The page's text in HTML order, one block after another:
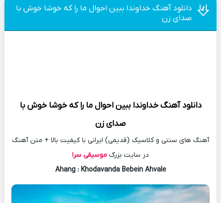
دانلود آهنگ خداوندا ببین احوال ما را که خوشا خوش با
صدای زن
دانلود آهنگ خداوندا ببین احوال ما را که خوشا خوش با
صدای زن
آهنگ های سنتی و کلاسیک (قدیمی) ایرانی با کیفیت بالا + متن آهنگ
در سایت بزرگ موسیقی سرا
Ahang : Khodavanda Bebein Ahvale